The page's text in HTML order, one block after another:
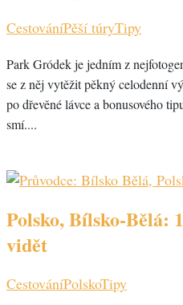
CestováníPěší túryTipy
Park Gródek je jedním z
se z něj vytěžit pěkný celodenní
po dřevěné lávce a bonusového
smí....
Polsko, Bílsko-Bělá:
vidět
CestováníPolskoTipy